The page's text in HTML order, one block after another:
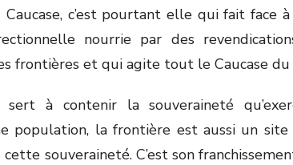
c’est pourtant elle qui fait face
nourrie par des
frontières et qui agite tout le Caucase du
sert à contenir la souveraineté
population, la frontière est aussi un
souveraineté. C’est son